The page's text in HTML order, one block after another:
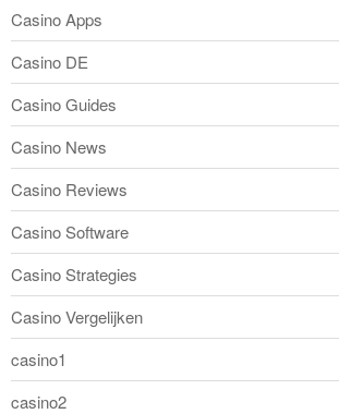
Casino Apps
Casino DE
Casino Guides
Casino News
Casino Reviews
Casino Software
Casino Strategies
Casino Vergelijken
casino1
casino2